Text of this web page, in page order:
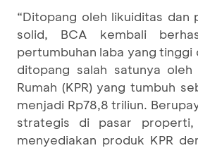
“Ditopang oleh likuiditas dan
solid, BCA kembali
pertumbuhan laba yang tinggi
ditopang salah satunya oleh
Rumah (KPR) yang tumbuh
menjadi Rp78,8 triliun.
strategis di pasar properti,
menyediakan produk KPR